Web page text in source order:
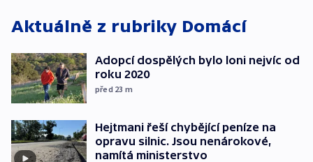
Aktuálně z rubriky Domácí
Adopcí dospělých bylo loni nejvíc od
roku 2020
před 23 m
Hejtmani řeší chybějící peníze na
opravu silnic. Jsou nenárokové,
namítá ministerstvo